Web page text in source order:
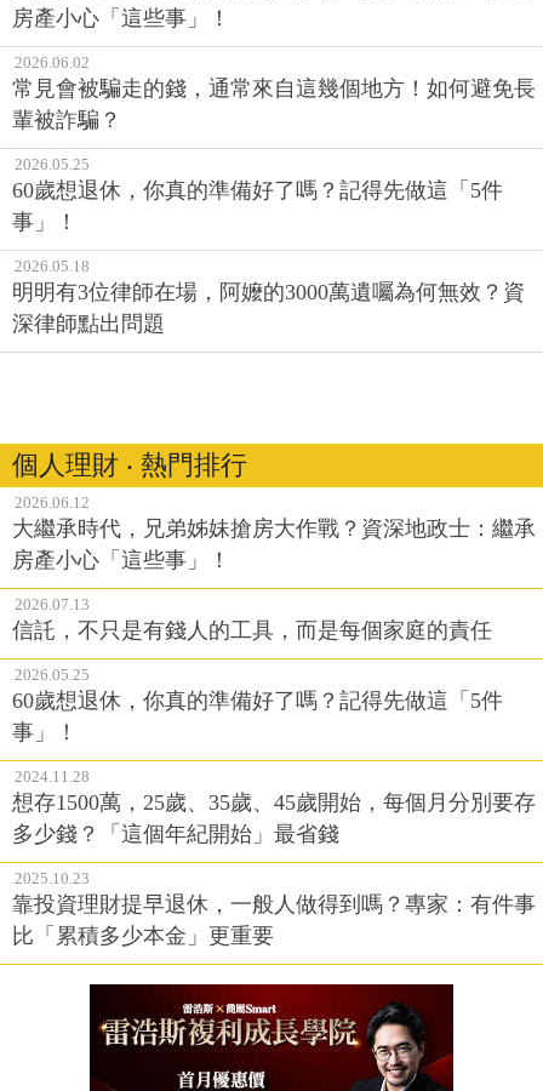
房產小心「這些事」！
2026.06.02
常見會被騙走的錢，通常來自這幾個地方！如何避免長
輩被詐騙？
2026.05.25
60歲想退休，你真的準備好了嗎？記得先做這「5件
事」！
2026.05.18
明明有3位律師在場，阿嬤的3000萬遺囑為何無效？資
深律師點出問題
個人理財 ‧ 熱門排行
2026.06.12
大繼承時代，兄弟姊妹搶房大作戰？資深地政士：繼承
房產小心「這些事」！
2026.07.13
信託，不只是有錢人的工具，而是每個家庭的責任
2026.05.25
60歲想退休，你真的準備好了嗎？記得先做這「5件
事」！
2024.11.28
想存1500萬，25歲、35歲、45歲開始，每個月分別要存
多少錢？「這個年紀開始」最省錢
2025.10.23
靠投資理財提早退休，一般人做得到嗎？專家：有件事
比「累積多少本金」更重要